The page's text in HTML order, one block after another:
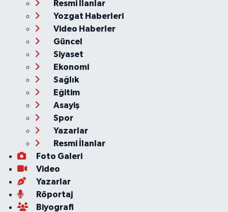
Resmi İlanlar
Yozgat Haberleri
Video Haberler
Güncel
Siyaset
Ekonomi
Sağlık
Eğitim
Asayiş
Spor
Yazarlar
Resmi İlanlar
Foto Galeri
Video
Yazarlar
Röportaj
Biyografi